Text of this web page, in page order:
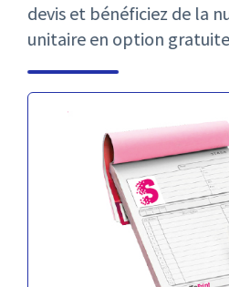
devis et bénéficiez de la
unitaire en option